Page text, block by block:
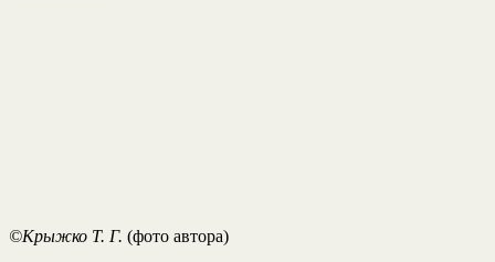
©Крыжко Т. Г. (фото автора)